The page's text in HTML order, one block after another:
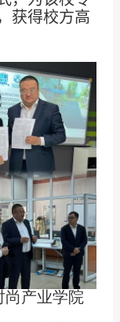
获得校方高
尚产业学院